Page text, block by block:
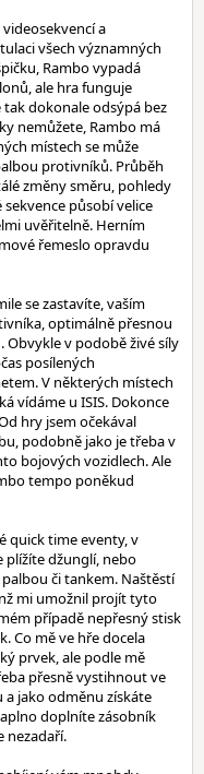
a
všech významných
Rambo vypadá
ale hra funguje
dokonale odsýpá bez
nemůžete, Rambo má
místech se může
protivníků. Průběh
změny směru, pohledy
působí velice
uvěřitelně. Herním
řemeslo opravdu
se zastavíte, vaším
optimálně přesnou
v podobě živé síly
posílených
V některých místech
vídáme u ISIS. Dokonce
hry jsem očekával
podobně jako je třeba v
bojových vozidlech. Ale
tempo poněkud
quick time eventy, v
plížíte džunglí, nebo
či tankem. Naštěstí
mi umožnil projít tyto
případě nepřesný stisk
Co mě ve hře docela
prvek, ale podle mě
přesně vystihnout ve
jako odměnu získáte
doplníte zásobník
nezadaří.